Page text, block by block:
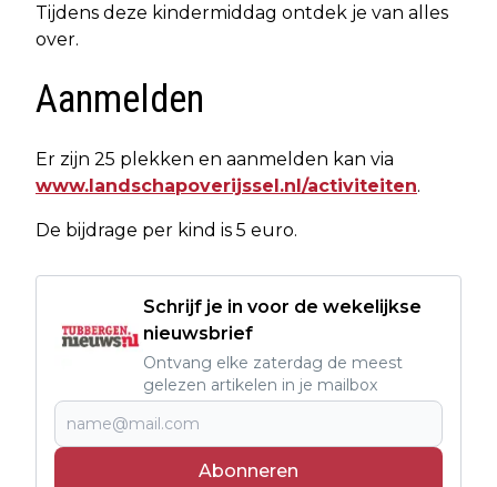
Tijdens deze kindermiddag ontdek je van alles
over.
Aanmelden
Er zijn 25 plekken en aanmelden kan via
www.landschapoverijssel.nl/activiteiten.
De bijdrage per kind is 5 euro.
Schrijf je in voor de wekelijkse
nieuwsbrief
Ontvang elke zaterdag de meest
gelezen artikelen in je mailbox
Abonneren